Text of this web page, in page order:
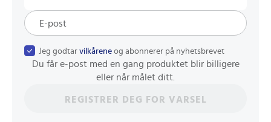
Jeg godtar vilkårene og abonnerer på nyhetsbrevet
Du får e-post med en gang produktet blir billigere
eller når målet ditt.
REGISTRER DEG FOR VARSEL